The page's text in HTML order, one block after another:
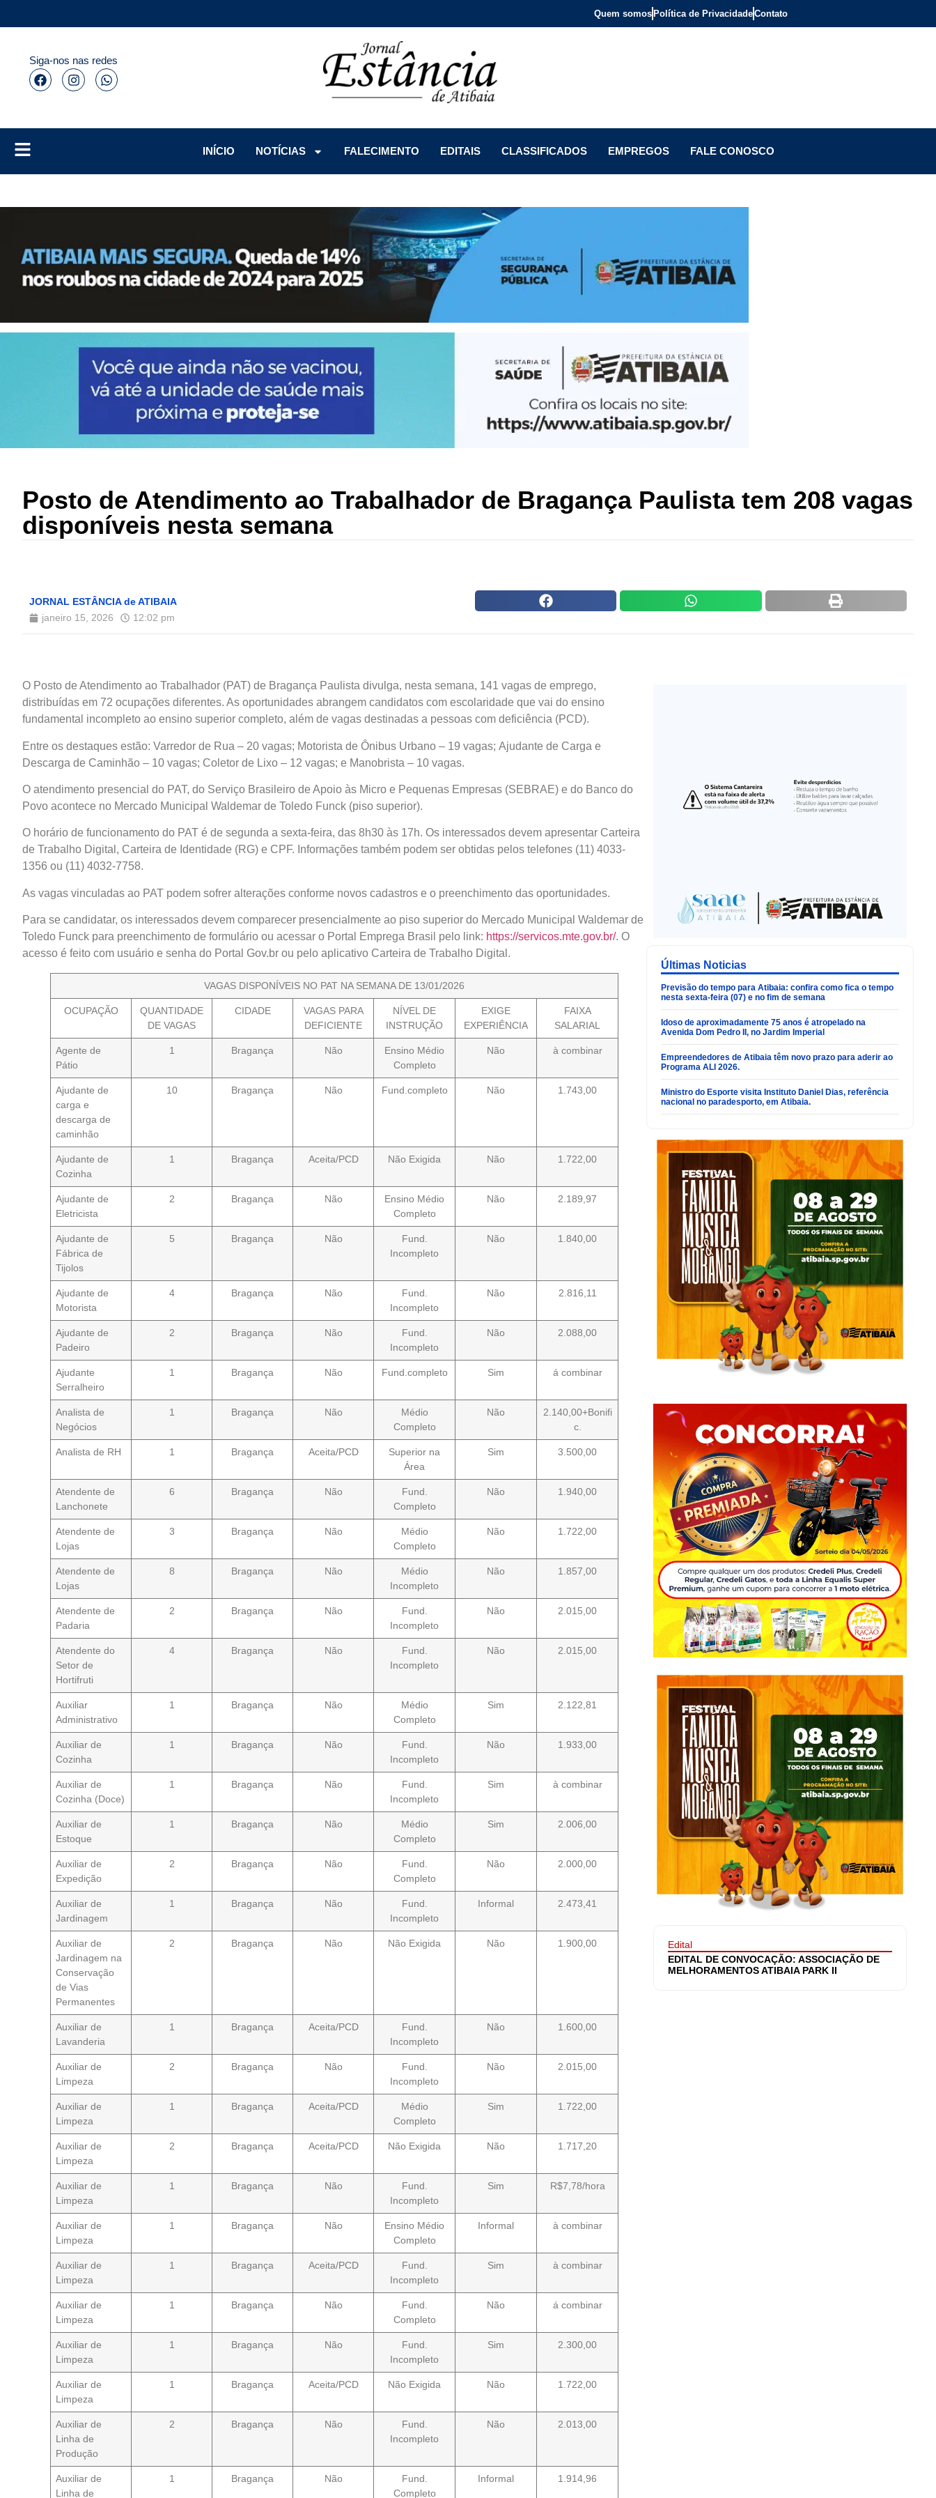
Quem somos Política de PrivacidadeContato
Siga-nos nas redes
INÍCIO
NOTÍCIAS FALECIMENTO EDITAIS CLASSIFICADOS EMPREGOS FALE CONOSCO
Posto de Atendimento ao Trabalhador de Bragança Paulista tem 208 vagas
disponíveis nesta semana
JORNAL ESTÂNCIA de ATIBAIA
janeiro 15, 2026
12:02 pm
O Posto de Atendimento ao Trabalhador (PAT) de Bragança Paulista divulga, nesta semana, 141 vagas de emprego,
distribuídas em 72 ocupações diferentes. As oportunidades abrangem candidatos com escolaridade que vai do ensino
fundamental incompleto ao ensino superior completo, além de vagas destinadas a pessoas com deficiência (PCD).
Entre os destaques estão: Varredor de Rua – 20 vagas; Motorista de Ônibus Urbano – 19 vagas; Ajudante de Carga e
Descarga de Caminhão – 10 vagas; Coletor de Lixo – 12 vagas; e Manobrista – 10 vagas.
O atendimento presencial do PAT, do Serviço Brasileiro de Apoio às Micro e Pequenas Empresas (SEBRAE) e do Banco do
Povo acontece no Mercado Municipal Waldemar de Toledo Funck (piso superior).
O horário de funcionamento do PAT é de segunda a sexta-feira, das 8h30 às 17h. Os interessados devem apresentar Carteira
de Trabalho Digital, Carteira de Identidade (RG) e CPF. Informações também podem ser obtidas pelos telefones (11) 4033-
1356 ou (11) 4032-7758.
As vagas vinculadas ao PAT podem sofrer alterações conforme novos cadastros e o preenchimento das oportunidades.
Para se candidatar, os interessados devem comparecer presencialmente ao piso superior do Mercado Municipal Waldemar de
Toledo Funck para preenchimento de formulário ou acessar o Portal Emprega Brasil pelo link: https://servicos.mte.gov.br/. O
acesso é feito com usuário e senha do Portal Gov.br ou pelo aplicativo Carteira de Trabalho Digital.
VAGAS DISPONÍVEIS NO PAT NA SEMANA DE 13/01/2026
OCUPAÇÃO
QUANTIDADE
DE VAGAS
CIDADE
VAGAS PARA
DEFICIENTE
NÍVEL DE
INSTRUÇÃO
EXIGE
EXPERIÊNCIA
FAIXA
SALARIAL
Agente de
Pátio
1 Bragança Não
Ensino Médio
Completo
Não à combinar
Ajudante de
carga e
descarga de
caminhão
10 Bragança Não Fund.completo Não 1.743,00
Ajudante de
Cozinha
1 Bragança Aceita/PCD Não Exigida Não 1.722,00
Ajudante de
Eletricista
2 Bragança Não
Ensino Médio
Completo
Não 2.189,97
Ajudante de
Fábrica de
Tijolos
5 Bragança Não
Fund.
Incompleto
Não 1.840,00
Ajudante de
Motorista
4 Bragança Não
Fund.
Incompleto
Não 2.816,11
Ajudante de
Padeiro
2 Bragança Não
Fund.
Incompleto
Não 2.088,00
Ajudante
Serralheiro
1 Bragança Não Fund.completo Sim á combinar
Analista de
Negócios
1 Bragança Não
Médio
Completo
Não
2.140,00+Bonifi
c.
Analista de RH 1 Bragança Aceita/PCD
Superior na
Área
Sim 3.500,00
Atendente de
Lanchonete
6 Bragança Não
Fund.
Completo
Não 1.940,00
Atendente de
Lojas
3 Bragança Não
Médio
Completo
Não 1.722,00
Atendente de
Lojas
8 Bragança Não
Médio
Incompleto
Não 1.857,00
Atendente de
Padaria
2 Bragança Não
Fund.
Incompleto
Não 2.015,00
Atendente do
Setor de
Hortifruti
4 Bragança Não
Fund.
Incompleto
Não 2.015,00
Auxiliar
Administrativo
1 Bragança Não
Médio
Completo
Sim 2.122,81
Auxiliar de
Cozinha
1 Bragança Não
Fund.
Incompleto
Não 1.933,00
Auxiliar de
Cozinha (Doce)
1 Bragança Não
Fund.
Incompleto
Sim à combinar
Auxiliar de
Estoque
1 Bragança Não
Médio
Completo
Sim 2.006,00
Auxiliar de
Expedição
2 Bragança Não
Fund.
Completo
Não 2.000,00
Auxiliar de
Jardinagem
1 Bragança Não
Fund.
Incompleto
Informal 2.473,41
Auxiliar de
Jardinagem na
Conservação
de Vias
Permanentes
2 Bragança Não Não Exigida Não 1.900,00
Auxiliar de
Lavanderia
1 Bragança Aceita/PCD
Fund.
Incompleto
Não 1.600,00
Auxiliar de
Limpeza
2 Bragança Não
Fund.
Incompleto
Não 2.015,00
Auxiliar de
Limpeza
1 Bragança Aceita/PCD
Médio
Completo
Sim 1.722,00
Auxiliar de
Limpeza
2 Bragança Aceita/PCD Não Exigida Não 1.717,20
Auxiliar de
Limpeza
1 Bragança Não
Fund.
Incompleto
Sim R$7,78/hora
Auxiliar de
Limpeza
1 Bragança Não
Ensino Médio
Completo
Informal à combinar
Auxiliar de
Limpeza
1 Bragança Aceita/PCD
Fund.
Incompleto
Sim à combinar
Auxiliar de
Limpeza
1 Bragança Não
Fund.
Completo
Não á combinar
Auxiliar de
Limpeza
1 Bragança Não
Fund.
Incompleto
Sim 2.300,00
Auxiliar de
Limpeza
1 Bragança Aceita/PCD Não Exigida Não 1.722,00
Auxiliar de
Linha de
Produção
2 Bragança Não
Fund.
Incompleto
Não 2.013,00
Auxiliar de
Linha de
1 Bragança Não
Fund.
Completo
Informal 1.914,96
Últimas Noticias
Previsão do tempo para Atibaia: confira como fica o tempo
nesta sexta-feira (07) e no fim de semana
Idoso de aproximadamente 75 anos é atropelado na
Avenida Dom Pedro II, no Jardim Imperial
Empreendedores de Atibaia têm novo prazo para aderir ao
Programa ALI 2026.
Ministro do Esporte visita Instituto Daniel Dias, referência
nacional no paradesporto, em Atibaia.
Edital
EDITAL DE CONVOCAÇÃO: ASSOCIAÇÃO DE
MELHORAMENTOS ATIBAIA PARK II